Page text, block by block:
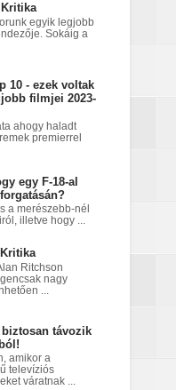
Kritika
egyik legjobb
Sokáig a
10 - ezek voltak
filmjei 2023-
ahogy haladt
premierrel
egy F-18-al
a merészebb-nél
illetve hogy ...
Ritchson
nagy
...
távozik
amikor a
televíziós
váratnak ...